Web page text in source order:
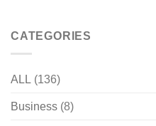
CATEGORIES
ALL (136)
Business (8)